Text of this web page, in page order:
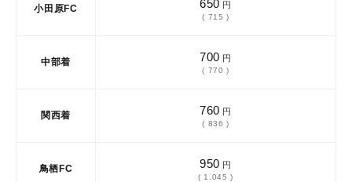
小田原FC 650 円
( 715 )
中部着 700 円
( 770 )
関西着 760 円
( 836 )
鳥栖FC 950 円
( 1,045 )